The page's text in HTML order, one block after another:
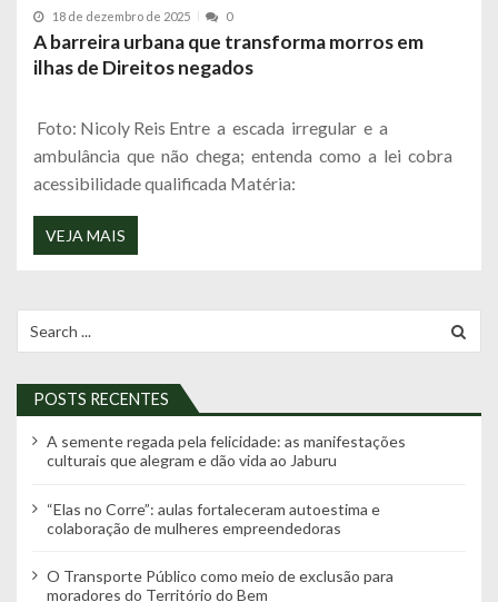
18 de dezembro de 2025 0
A barreira urbana que transforma morros em
ilhas de Direitos negados
Foto: Nicoly Reis Entre a escada irregular e a
ambulância que não chega; entenda como a lei cobra
acessibilidade qualificada Matéria:
VEJA MAIS
for:
POSTS RECENTES
A semente regada pela felicidade: as manifestações
culturais que alegram e dão vida ao Jaburu
“Elas no Corre”: aulas fortaleceram autoestima e
colaboração de mulheres empreendedoras
O Transporte Público como meio de exclusão para
moradores do Território do Bem